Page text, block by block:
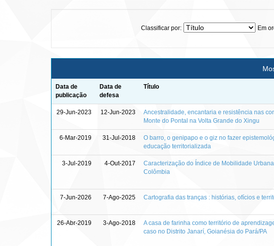
Classificar por: Em
Data de
publicação
Data de
defesa
Título
29-Jun-2023 12-Jun-2023
Ancestralidade, encantaria e resistência nas
Monte do Pontal na Volta Grande do Xingu
6-Mar-2019 31-Jul-2018
O barro, o genipapo e o giz no fazer
educação territorializada
3-Jul-2019 4-Out-2017
Caracterização do Índice de Mobilidade
Colômbia
7-Jun-2026 7-Ago-2025 Cartografia das tranças : histórias, ofícios e
26-Abr-2019 3-Ago-2018
A casa de farinha como território de
caso no Distrito Janarí, Goianésia do Pará/PA